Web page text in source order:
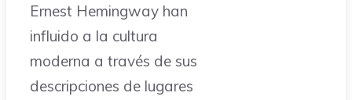
Ernest Hemingway han
influido a la cultura
moderna a través de sus
descripciones de lugares